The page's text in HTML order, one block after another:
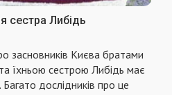
сестра Либідь
засновників Києва братами
їхньою сестрою Либідь має
дослідників про це